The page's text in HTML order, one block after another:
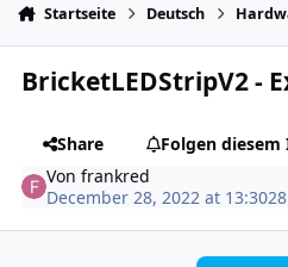
Startseite Deutsch
BricketLEDStripV2 -
Share
Folgen diesem
Vonfrankred
December 28, 2022 at 13:30